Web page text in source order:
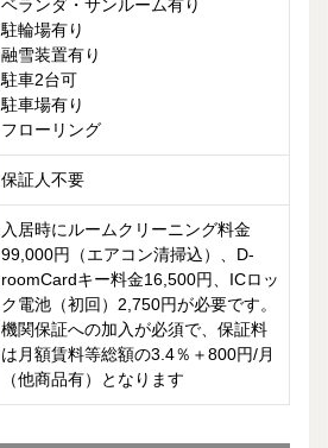
ベランダ・サンルーム有り
駐輪場有り
融雪装置有り
駐車2台可
駐車場有り
フローリング
保証人不要
入居時にルームクリーニング料金
99,000円（エアコン清掃込）、D-
roomCardキー料金16,500円、ICロッ
ク電池（初回）2,750円が必要です。
機関保証への加入が必須で、保証料
は月額賃料等総額の3.4％＋800円/月
（他商品有）となります